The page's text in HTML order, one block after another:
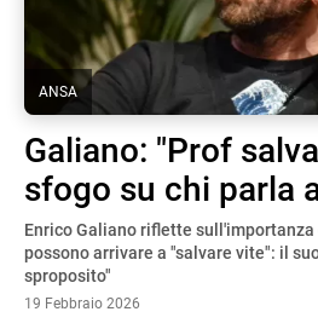
ANSA
Galiano: "Prof
sfogo su chi parla
Enrico Galiano riflette sull'importanza
possono arrivare a "salvare vite": il
sproposito"
19 Febbraio 2026